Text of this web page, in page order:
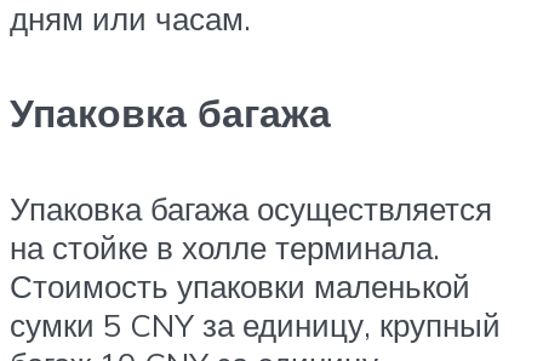
дням или часам.
Упаковка багажа
Упаковка багажа осуществляется
на стойке в холле терминала.
Стоимость упаковки маленькой
сумки 5 CNY за единицу, крупный